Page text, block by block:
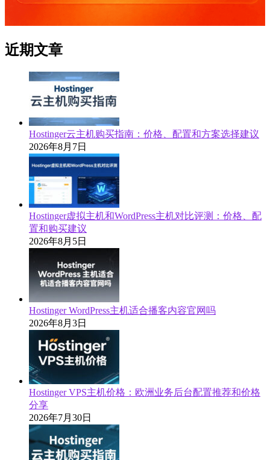
近期文章
Hostinger云主机购买指南：价格、配置和方案选择建议
2026年8月7日
Hostinger虚拟主机和WordPress主机对比评测：价格、配
置和购买建议
2026年8月5日
Hostinger WordPress主机适合播客内容官网吗
2026年8月3日
Hostinger VPS主机价格：欧洲业务后台配置推荐和价格
分享
2026年7月30日